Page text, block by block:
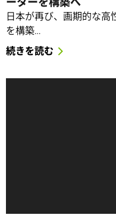
日本が再び、画期的な高
を構築…
続きを読む